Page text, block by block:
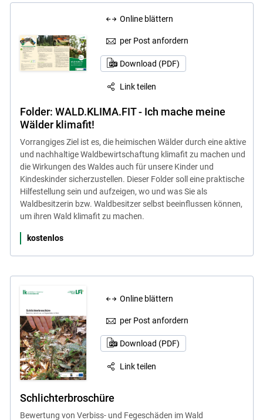
Online blättern
per Post anfordern
Download (PDF)
Link teilen
Folder: WALD.KLIMA.FIT - Ich mache meine
Wälder klimafit!
Vorrangiges Ziel ist es, die heimischen Wälder durch eine aktive
und nachhaltige Waldbewirtschaftung klimafit zu machen und
die Wirkungen des Waldes auch für unsere Kinder und
Kindeskinder sicherzustellen. Dieser Folder soll eine praktische
Hilfestellung sein und aufzeigen, wo und was Sie als
Waldbesitzerin bzw. Waldbesitzer selbst beeinflussen können,
um ihren Wald klimafit zu machen.
kostenlos
Online blättern
per Post anfordern
Download (PDF)
Link teilen
Schlichterbroschüre
Bewertung von Verbiss- und Fegeschäden im Wald